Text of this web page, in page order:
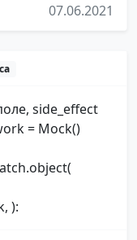
07.06.2021
side_effect
= Mock()
):